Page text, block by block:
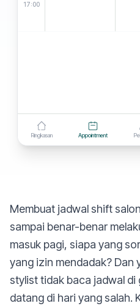
17:00
Ringkasan Appointment
Membuat jadwal shift
sampai benar-benar
masuk pagi, siapa yang
yang izin mendadak? Dan
stylist tidak baca jadwal di
datang di hari yang salah.